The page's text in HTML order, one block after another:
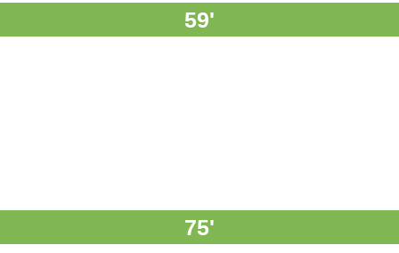
59'
75'